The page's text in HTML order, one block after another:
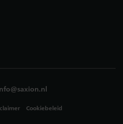
Cookiebeleid